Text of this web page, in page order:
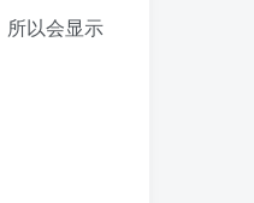
所以会显示